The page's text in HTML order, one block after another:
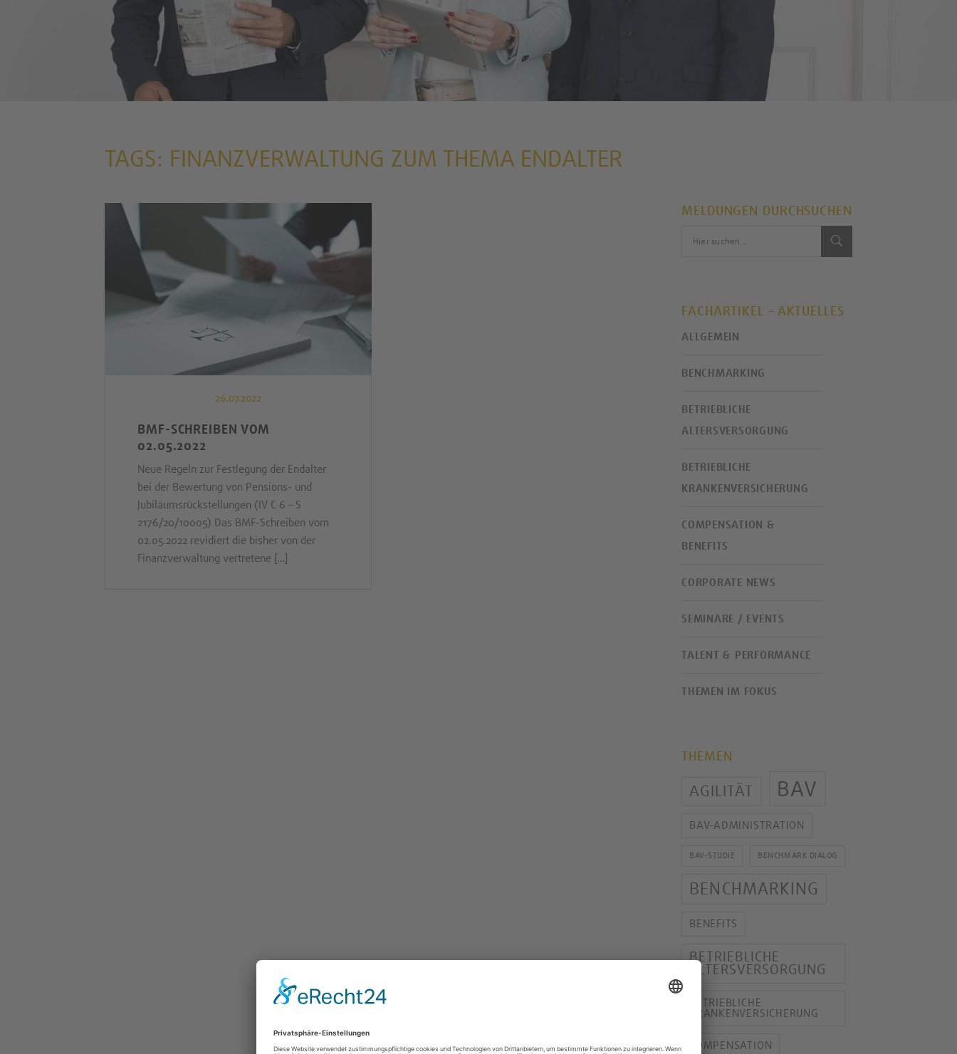
TAGS: FINANZVERWALTUNG ZUM THEMA ENDALTER
26.07.2022
BMF-SCHREIBEN VOM
02.05.2022
Neue Regeln zur Festlegung der Endalter
bei der Bewertung von Pensions- und
Jubiläumsrückstellungen (IV C 6 – S
2176/20/10005) Das BMF-Schreiben vom
02.05.2022 revidiert die bisher von der
Finanzverwaltung vertretene […]
MELDUNGEN DURCHSUCHEN
FACHARTIKEL – AKTUELLES
ALLGEMEIN
BENCHMARKING
BETRIEBLICHE
ALTERSVERSORGUNG
BETRIEBLICHE
KRANKENVERSICHERUNG
COMPENSATION &
BENEFITS
CORPORATE NEWS
SEMINARE / EVENTS
TALENT & PERFORMANCE
THEMEN IM FOKUS
THEMEN
AGILITÄT BAV
BAV-ADMINISTRATION
BAV-STUDIE BENCHMARK DIALOG
BENCHMARKING
BENEFITS
BETRIEBLICHE
ALTERSVERSORGUNG
BETRIEBLICHE
KRANKENVERSICHERUNG
COMPENSATION